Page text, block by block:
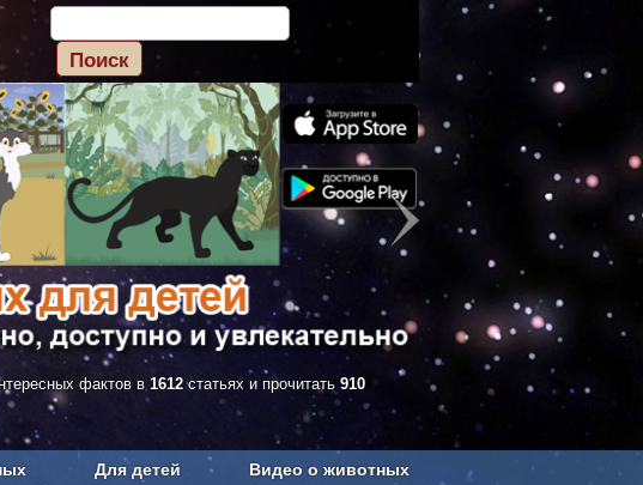
фактов в 1612статьях и прочитать 910
Для детей Видео о животных